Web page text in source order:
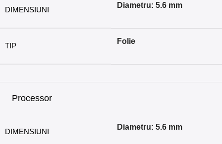
DIMENSIUNI
Diametru: 5.6 mm
TIP
Folie
Processor
DIMENSIUNI
Diametru: 5.6 mm